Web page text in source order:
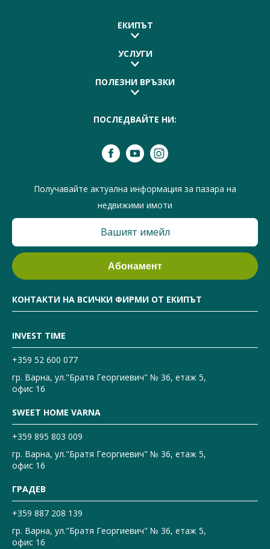
ЕКИПЪТ
УСЛУГИ
ПОЛЕЗНИ ВРЪЗКИ
ПОСЛЕДВАЙТЕ НИ:
Получавайте актуална информация за пазара на
недвижими имоти
КОНТАКТИ НА ВСИЧКИ ФИРМИ ОТ ЕКИПЪТ
INVEST TIME
+359 52 600 077
гр. Варна, ул."Братя Георгиевич" № 36, етаж 5,
офис 16
SWEET HOME VARNA
+359 895 803 009
гр. Варна, ул."Братя Георгиевич" № 36, етаж 5,
офис 16
ГРАДЕВ
+359 887 208 139
гр. Варна, ул."Братя Георгиевич" № 36, етаж 5,
офис 16